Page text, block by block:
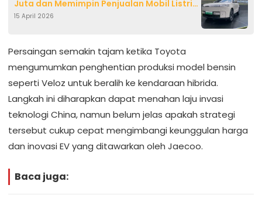
Juta dan Memimpin Penjualan Mobil Listrik
Maret 2026
15 April 2026
Persaingan semakin tajam ketika Toyota
mengumumkan penghentian produksi model bensin
seperti Veloz untuk beralih ke kendaraan hibrida.
Langkah ini diharapkan dapat menahan laju invasi
teknologi China, namun belum jelas apakah strategi
tersebut cukup cepat mengimbangi keunggulan harga
dan inovasi EV yang ditawarkan oleh Jaecoo.
Baca juga: